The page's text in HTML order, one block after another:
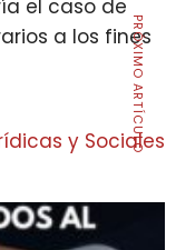
el caso de
a los fines
y Sociales
PRÓXIMO ARTÍCULO